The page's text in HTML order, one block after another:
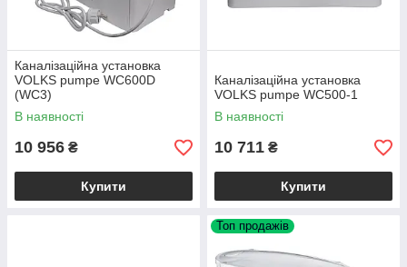
Каналізаційна установка
VOLKS pumpe WC600D
(WC3)
В наявності
10 956 ₴
Купити
Каналізаційна установка
VOLKS pumpe WC500-1
В наявності
10 711 ₴
Купити
Топ продажів